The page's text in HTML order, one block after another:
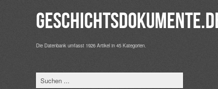
Die Datenbank umfasst 1926 Artikel in 45 Kategorien.